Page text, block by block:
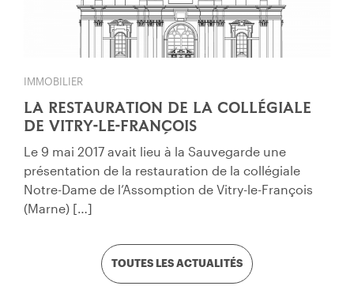
TOUTES LES ACTUALITÉS
IMMOBILIER
LA RESTAURATION DE LA COLLÉGIALE
DE VITRY-LE-FRANÇOIS
Le 9 mai 2017 avait lieu à la Sauvegarde une
présentation de la restauration de la collégiale
Notre-Dame de l’Assomption de Vitry-le-François
(Marne) […]